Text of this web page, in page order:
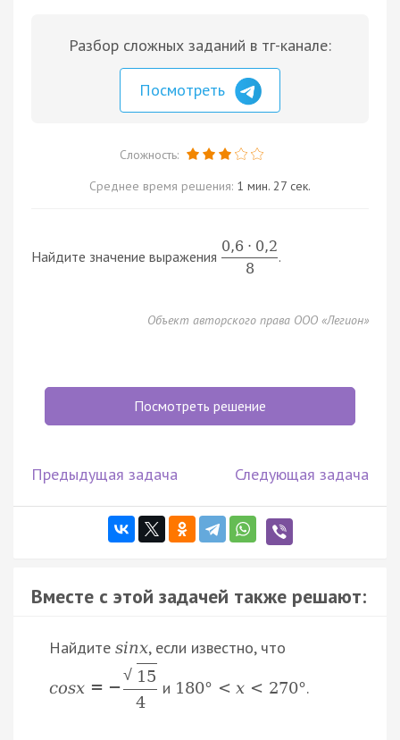
Разбор сложных заданий в тг-канале:
Посмотреть
Сложность:
Среднее время решения: 1 мин. 27 сек.
Найдите значение выражения
0,6 ⋅ 0,2
8
.
Объект авторского права ООО «Легион»
Посмотреть решение
Предыдущая задача Следующая задача
Вместе с этой задачей также решают:
Найдите sinx, если известно, что
cosx = −
√ 15
4
и 180° < x < 270°.